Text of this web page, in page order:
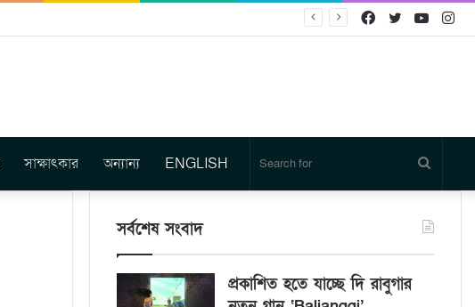
Twitter
Facebook
সাক্ষাৎকার অন্যান্য ENGLISH
for
সর্বশেষ সংবাদ
প্রকাশিত হতে যাচ্ছে দি রাবুগার